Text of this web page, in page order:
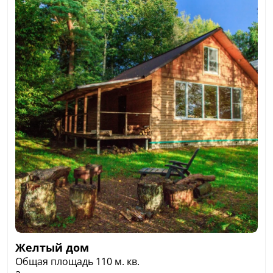
душевой кабиной, стиральной машиной и
туалетом расположен на первом этаже. Горячая и
холодная вода, централизованное отопление.
Большая терраса под навесом для отдыха на
открытом воздухе, а также рядом с домом -
площадка для барбекю с мангалом. Есть личный
выход к реке и мини-пляж.
Стоимость:
Пн-Чт - 7000 рублей
Пт-Вс - 12000 рублей
Желтый дом
Общая площадь 110 м. кв.